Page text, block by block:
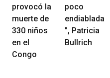
provocó la
muerte de
330 niños
en el
Congo
poco
endiablada
", Patricia
Bullrich